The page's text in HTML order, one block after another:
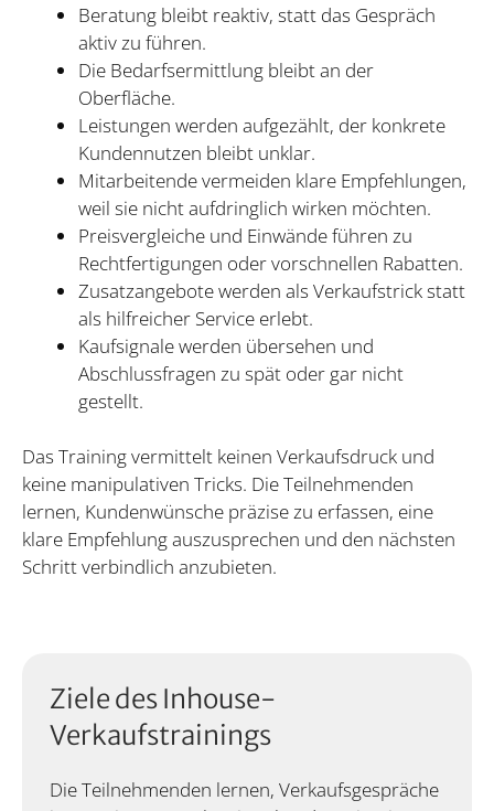
Beratung bleibt reaktiv, statt das Gespräch
aktiv zu führen.
Die Bedarfsermittlung bleibt an der
Oberfläche.
Leistungen werden aufgezählt, der konkrete
Kundennutzen bleibt unklar.
Mitarbeitende vermeiden klare Empfehlungen,
weil sie nicht aufdringlich wirken möchten.
Preisvergleiche und Einwände führen zu
Rechtfertigungen oder vorschnellen Rabatten.
Zusatzangebote werden als Verkaufstrick statt
als hilfreicher Service erlebt.
Kaufsignale werden übersehen und
Abschlussfragen zu spät oder gar nicht
gestellt.
Das Training vermittelt keinen Verkaufsdruck und
keine manipulativen Tricks. Die Teilnehmenden
lernen, Kundenwünsche präzise zu erfassen, eine
klare Empfehlung auszusprechen und den nächsten
Schritt verbindlich anzubieten.
Ziele des Inhouse-
Verkaufstrainings
Die Teilnehmenden lernen, Verkaufsgespräche